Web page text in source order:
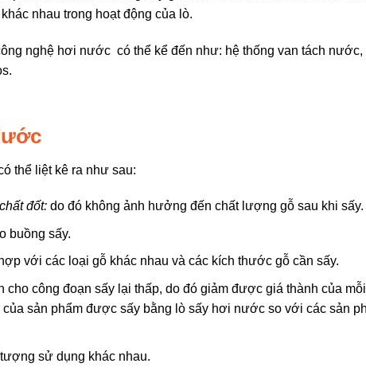
nhau trong hoạt động của lò.
nghệ hơi nước có thể kể đến như: hệ thống van tách nước,
thể liệt kê ra như sau:
đốt:do đó không ảnh hưởng đến chất lượng gỗ sau khi sấy.
buồng sấy.
với các loại gỗ khác nhau và các kích thước gỗ cần sấy.
cho công đoạn sấy lại thấp, do đó giảm được giá thành của
sản phẩm được sấy bằng lò sấy hơi nước so với các sản
sử dụng khác nhau.